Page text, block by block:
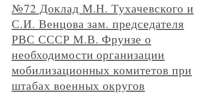
№72 Доклад М.Н. Тухачевского и
С.И. Венцова зам. председателя
РВС СССР М.В. Фрунзе о
необходимости организации
мобилизационных комитетов при
штабах военных округов